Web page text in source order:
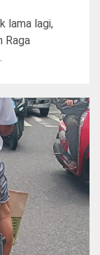
lama lagi,
Raga